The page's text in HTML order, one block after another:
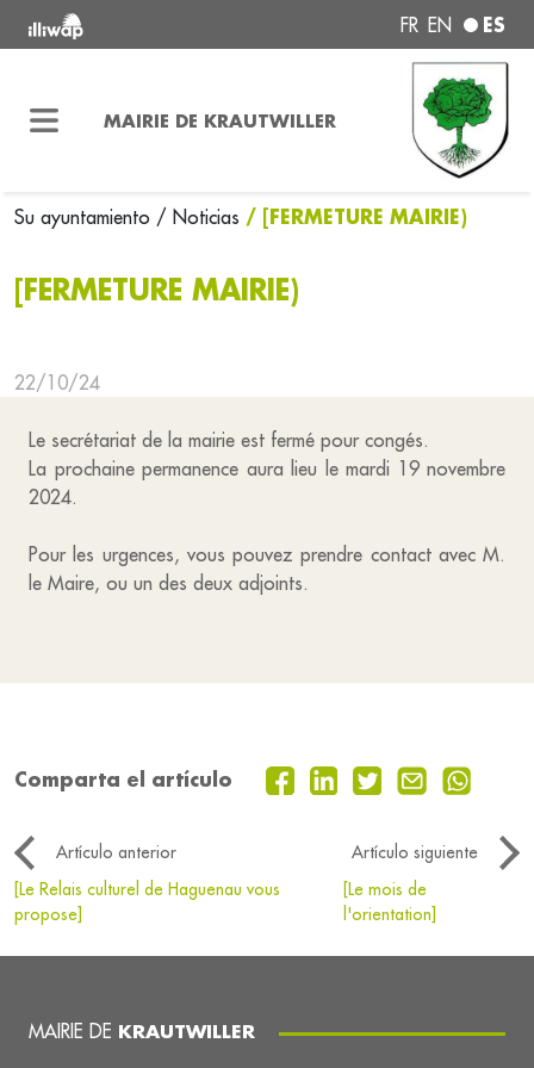
FR EN ES
MAIRIE DE KRAUTWILLER
Su ayuntamiento / Noticias / [FERMETURE MAIRIE)
[FERMETURE MAIRIE)
22/10/24
Le secrétariat de la mairie est fermé pour congés.
La prochaine permanence aura lieu le mardi 19 novembre
2024.
Pour les urgences, vous pouvez prendre contact avec M.
le Maire, ou un des deux adjoints.
Comparta el artículo
Artículo anterior
Artículo siguiente
[Le Relais culturel de Haguenau vous
propose]
[Le mois de
l'orientation]
MAIRIE DE KRAUTWILLER